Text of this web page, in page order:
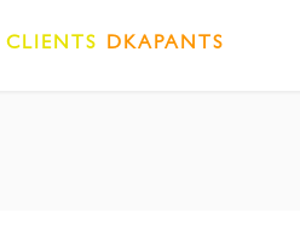
CLIENTS DKAPANTS